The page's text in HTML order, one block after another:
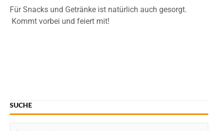
Für Snacks und Getränke ist natürlich auch gesorgt.
Kommt vorbei und feiert mit!
SUCHE